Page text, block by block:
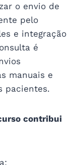
o envio de
pelo
e integração
é
manuais e
pacientes.
contribui